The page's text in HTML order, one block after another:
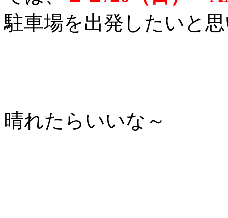
駐車場を出発したいと
晴れたらいいな～